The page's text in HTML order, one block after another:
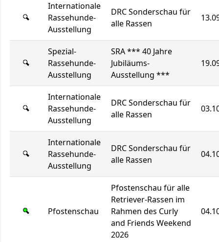
Internationale
Rassehunde-
Ausstellung
DRC Sonderschau für
alle Rassen
Spezial-
Rassehunde-
Ausstellung
SRA *** 40 Jahre
Jubiläums-
Ausstellung ***
Internationale
Rassehunde-
Ausstellung
DRC Sonderschau für
alle Rassen
Internationale
Rassehunde-
Ausstellung
DRC Sonderschau für
alle Rassen
Pfostenschau
Pfostenschau für alle
Retriever-Rassen im
Rahmen des Curly
and Friends Weekend
2026